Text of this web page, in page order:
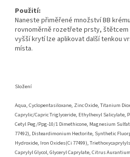
Použití:
Naneste přiměřené množství BB
rovnoměrně rozetřete prsty, štětcem
vyšší krytí lze aplikovat další tenkou
místa.
Složení
Aqua, Cyclopentasiloxane, Zinc Oxide, Titanium
Caprylic/Capric Triglyceride, Ethylhexyl Salicylate,
Cetyl Peg/Ppg-10/1 Dimethicone, Magnesium
77492), Disteardimonium Hectorite, Synthetic
Hydroxide, Iron Oxides(Ci 77499),
Caprylyl Glycol, Glyceryl Caprylate, Citrus